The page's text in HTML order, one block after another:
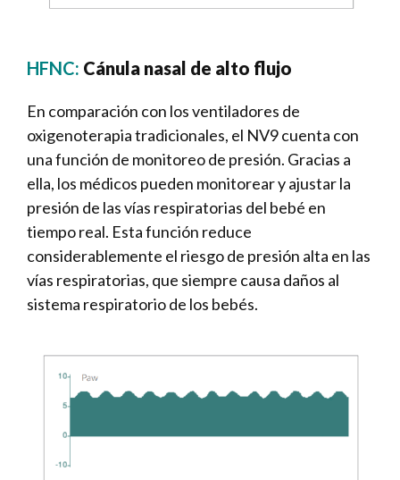
HFNC: Cánula nasal de alto flujo
En comparación con los ventiladores de
oxigenoterapia tradicionales, el NV9 cuenta con
una función de monitoreo de presión. Gracias a
ella, los médicos pueden monitorear y ajustar la
presión de las vías respiratorias del bebé en
tiempo real. Esta función reduce
considerablemente el riesgo de presión alta en las
vías respiratorias, que siempre causa daños al
sistema respiratorio de los bebés.